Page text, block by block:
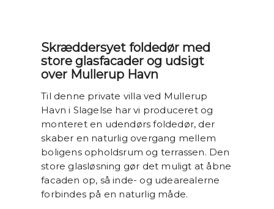
Skræddersyet foldedør med
store glasfacader og udsigt
over Mullerup Havn
Til denne private villa ved Mullerup
Havn i Slagelse har vi produceret og
monteret en udendørs foldedør, der
skaber en naturlig overgang mellem
boligens opholdsrum og terrassen. Den
store glasløsning gør det muligt at åbne
facaden op, så inde- og udearealerne
forbindes på en naturlig måde.